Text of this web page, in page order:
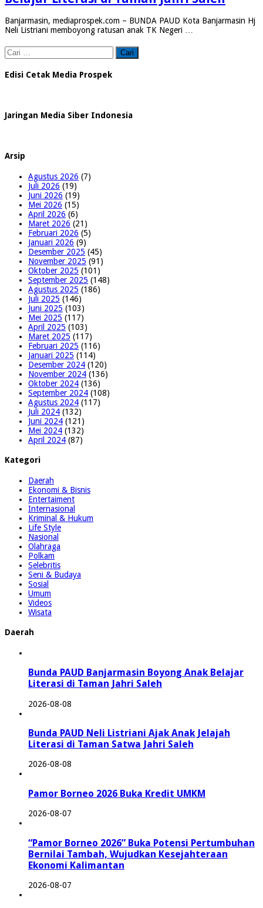
Banjarmasin, mediaprospek.com – BUNDA PAUD Kota Banjarmasin Hj
Neli Listriani memboyong ratusan anak TK Negeri …
Cari
untuk:
Edisi Cetak Media Prospek
Jaringan Media Siber Indonesia
Arsip
Agustus 2026 (7)
Juli 2026 (19)
Juni 2026 (19)
Mei 2026 (15)
April 2026 (6)
Maret 2026 (21)
Februari 2026 (5)
Januari 2026 (9)
Desember 2025 (45)
November 2025 (91)
Oktober 2025 (101)
September 2025 (148)
Agustus 2025 (186)
Juli 2025 (146)
Juni 2025 (103)
Mei 2025 (117)
April 2025 (103)
Maret 2025 (117)
Februari 2025 (116)
Januari 2025 (114)
Desember 2024 (120)
November 2024 (136)
Oktober 2024 (136)
September 2024 (108)
Agustus 2024 (117)
Juli 2024 (132)
Juni 2024 (121)
Mei 2024 (132)
April 2024 (87)
Kategori
Daerah
Ekonomi & Bisnis
Entertaiment
Internasional
Kriminal & Hukum
Life Style
Nasional
Olahraga
Polkam
Selebritis
Seni & Budaya
Sosial
Umum
Videos
Wisata
Daerah
Bunda PAUD Banjarmasin Boyong Anak Belajar
Literasi di Taman Jahri Saleh
2026-08-08
Bunda PAUD Neli Listriani Ajak Anak Jelajah
Literasi di Taman Satwa Jahri Saleh
2026-08-08
Pamor Borneo 2026 Buka Kredit UMKM
2026-08-07
“Pamor Borneo 2026” Buka Potensi Pertumbuhan
Bernilai Tambah, Wujudkan Kesejahteraan
Ekonomi Kalimantan
2026-08-07